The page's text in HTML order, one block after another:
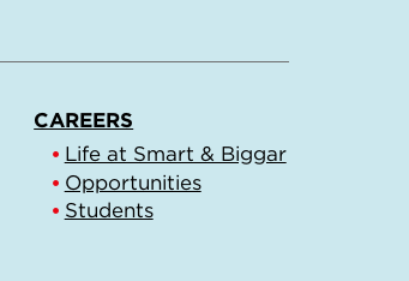
CAREERS
Life at Smart & Biggar
Opportunities
Students